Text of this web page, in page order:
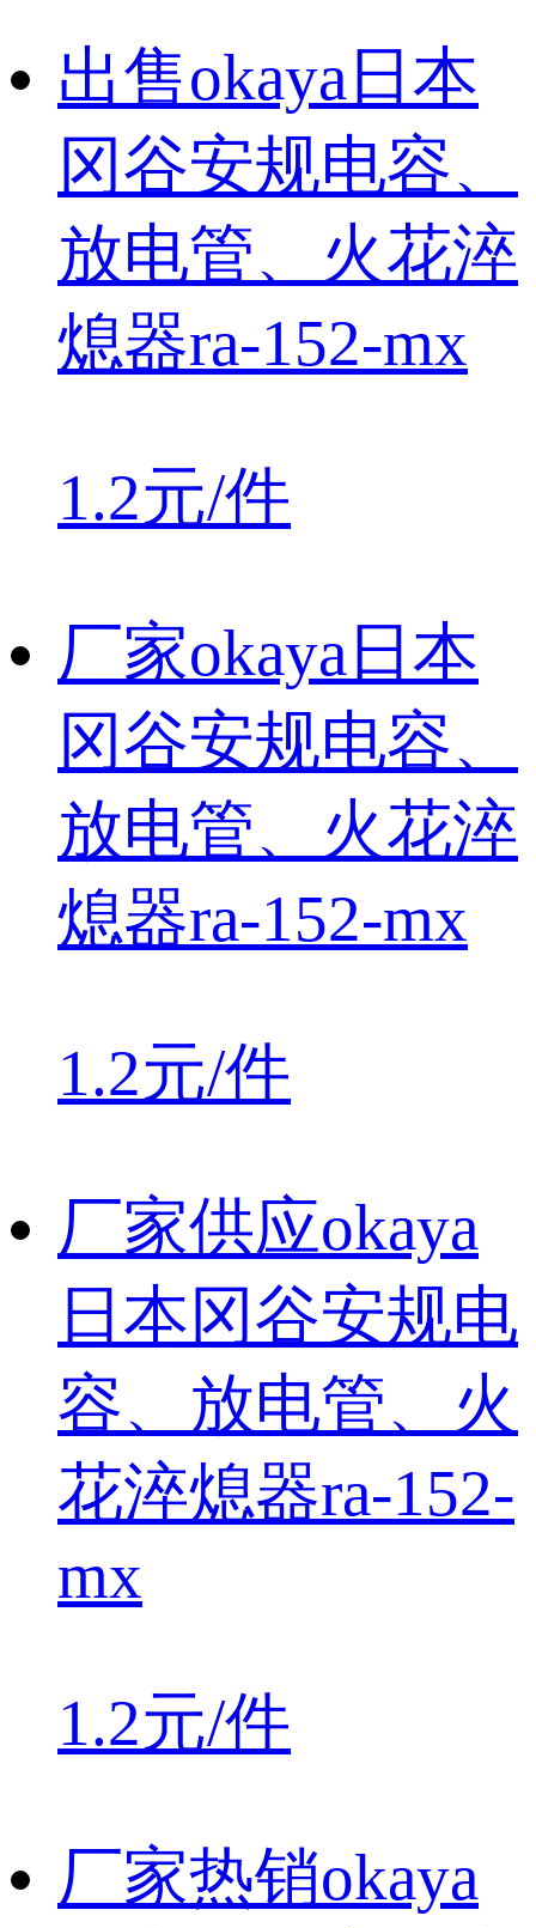
出售okaya日本
冈谷安规电容、
放电管、火花淬
熄器ra-152-mx
1.2元/件
厂家okaya日本
冈谷安规电容、
放电管、火花淬
熄器ra-152-mx
1.2元/件
厂家供应okaya
日本冈谷安规电
容、放电管、火
花淬熄器ra-152-
mx
1.2元/件
厂家热销okaya